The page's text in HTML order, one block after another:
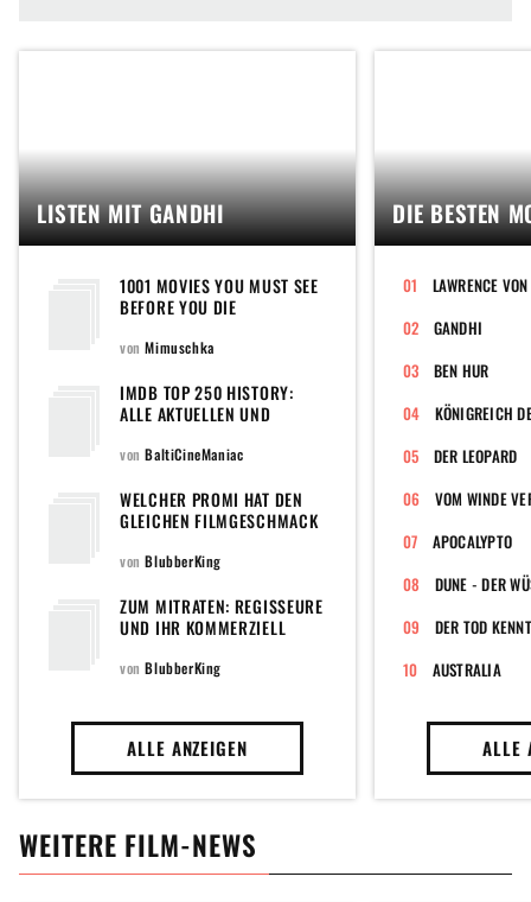
LISTEN MIT GANDHI
1001 MOVIES YOU MUST SEE
BEFORE YOU DIE
vonMimuschka
IMDB TOP 250 HISTORY:
ALLE AKTUELLEN UND
POPULÄREN TOPLISTE DER
ILMDATENBANK
vonBaltiCineManiac
WELCHER PROMI HAT DEN
GLEICHEN FILMGESCHMACK
vonBlubberKing
ZUM MITRATEN: REGISSEURE
UND IHR KOMMERZIELL
vonBlubberKing
ALLE ANZEIGEN
DIE BESTEN
LAWRENCE
GANDHI
BEN HUR
DER LEOPARD
VOM WINDE
APOCALYPTO
DUNE - DER
DER TOD
AUSTRALIA
ALLE
WEITERE FILM-NEWS